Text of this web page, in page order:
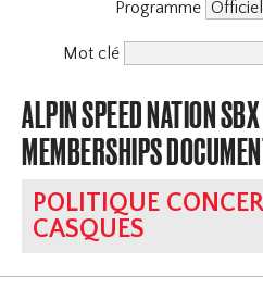
Programme
Mot clé
ALPIN SPEED NATION
MEMBERSHIPS
POLITIQUE
CASQUES